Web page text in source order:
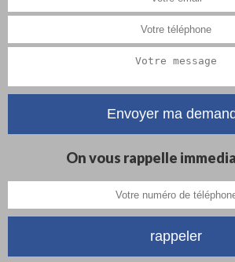
On vous rappelle